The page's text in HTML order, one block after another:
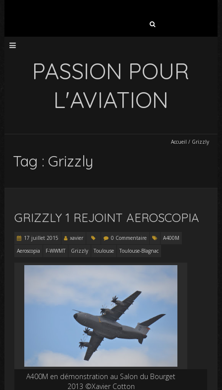
PASSION POUR
L'AVIATION
Accueil / Grizzly
Tag : Grizzly
GRIZZLY 1 REJOINT AEROSCOPIA
17 juillet 2015 xavier 0 Commentaire
A400M
Aeroscopia
F-WWMT Grizzly Toulouse Toulouse-Blagnac
A400M en démonstration au Salon du Bourget
2013 ©Xavier Cotton